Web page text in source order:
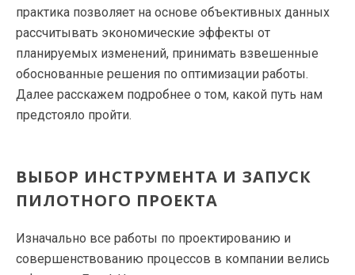
практика позволяет на основе объективных данных
рассчитывать экономические эффекты от
планируемых изменений, принимать взвешенные
обоснованные решения по оптимизации работы.
Далее расскажем подробнее о том, какой путь нам
предстояло пройти.
ВЫБОР ИНСТРУМЕНТА И ЗАПУСК
ПИЛОТНОГО ПРОЕКТА
Изначально все работы по проектированию и
совершенствованию процессов в компании велись